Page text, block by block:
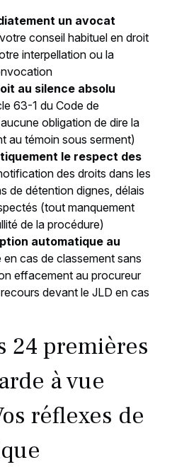
un avocat
conseil habituel en droit
interpellation ou la
au silence absolu
63-1 du Code de
obligation de dire la
au témoin sous serment)
le respect des
des droits dans les
de détention dignes, délais
(tout manquement
de la procédure)
automatique au
en cas de classement sans
effacement au procureur
devant le JLD en cas
24 premières
à vue
réflexes de